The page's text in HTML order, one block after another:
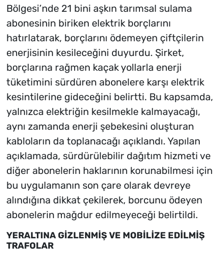
Bölgesi’nde 21 bini aşkın tarımsal sulama
abonesinin biriken elektrik borçlarını
hatırlatarak, borçlarını ödemeyen çiftçilerin
enerjisinin kesileceğini duyurdu. Şirket,
borçlarına rağmen kaçak yollarla enerji
tüketimini sürdüren abonelere karşı elektrik
kesintilerine gideceğini belirtti. Bu kapsamda,
yalnızca elektriğin kesilmekle kalmayacağı,
aynı zamanda enerji şebekesini oluşturan
kabloların da toplanacağı açıklandı. Yapılan
açıklamada, sürdürülebilir dağıtım hizmeti ve
diğer abonelerin haklarının korunabilmesi için
bu uygulamanın son çare olarak devreye
alındığına dikkat çekilerek, borcunu ödeyen
abonelerin mağdur edilmeyeceği belirtildi.
YERALTINA GİZLENMİŞ VE MOBİLİZE EDİLMİŞ
TRAFOLAR